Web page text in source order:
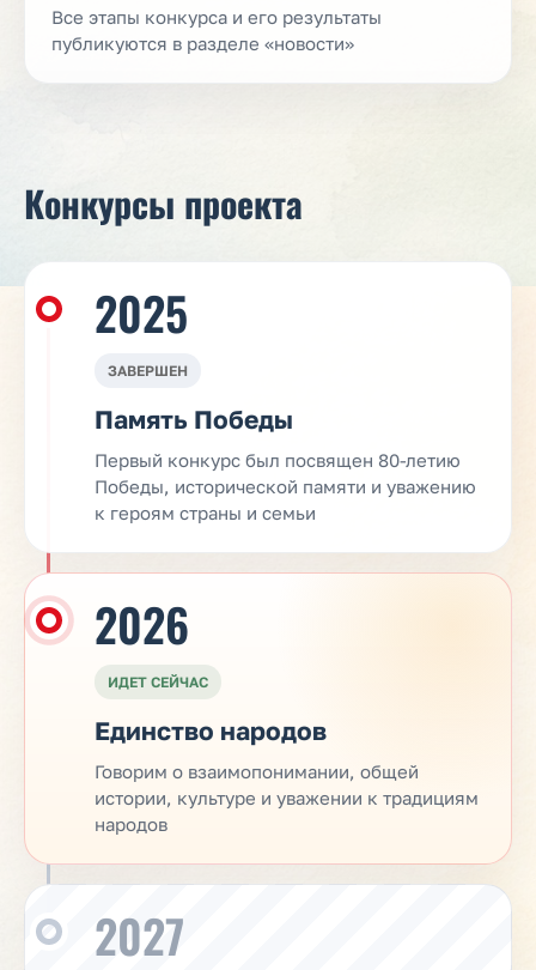
Все этапы конкурса и его результаты
публикуются в разделе «новости»
Конкурсы проекта
2025
ЗАВЕРШЕН
Память Победы
Первый конкурс был посвящен 80-летию
Победы, исторической памяти и уважению
к героям страны и семьи
2026
ИДЕТ СЕЙЧАС
Единство народов
Говорим о взаимопонимании, общей
истории, культуре и уважении к традициям
народов
2027